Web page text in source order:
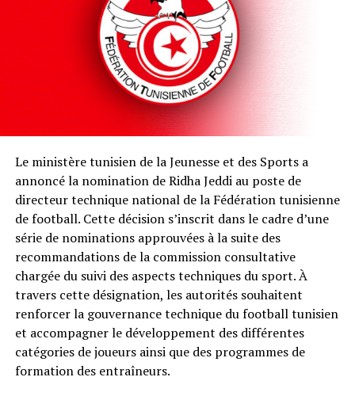
Le ministère tunisien de la Jeunesse et des Sports a
annoncé la nomination de Ridha Jeddi au poste de
directeur technique national de la Fédération tunisienne
de football. Cette décision s’inscrit dans le cadre d’une
série de nominations approuvées à la suite des
recommandations de la commission consultative
chargée du suivi des aspects techniques du sport. À
travers cette désignation, les autorités souhaitent
renforcer la gouvernance technique du football tunisien
et accompagner le développement des différentes
catégories de joueurs ainsi que des programmes de
formation des entraîneurs.